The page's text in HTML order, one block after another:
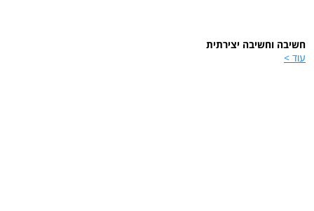
חשיבה וחשיבה יצירתית
עוד >